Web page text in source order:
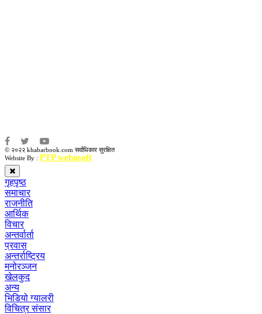
© २०२२ khabarbook.com सर्वाधिकार सुरक्षित
Website By : PTP webnsoft
गृहपृष्ठ
समाचार
राजनीति
आर्थिक
विचार
अन्तर्वार्ता
प्रवास
अन्तर्राष्ट्रिय
मनोरञ्जन
खेलकुद
अन्य
भिडियो ग्यालरी
विचित्र संसार